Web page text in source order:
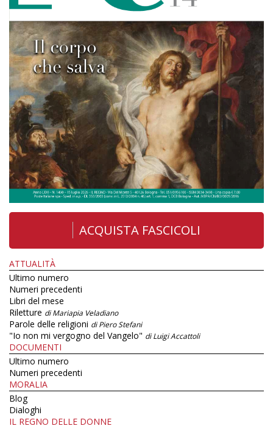
ACQUISTA FASCICOLI
ATTUALITÀ
Ultimo numero
Numeri precedenti
Libri del mese
Riletture di Mariapia Veladiano
Parole delle religioni di Piero Stefani
"Io non mi vergogno del Vangelo" di Luigi Accattoli
DOCUMENTI
Ultimo numero
Numeri precedenti
MORALIA
Blog
Dialoghi
IL REGNO DELLE DONNE